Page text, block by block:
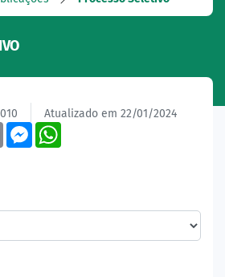
Atualizado em 22/01/2024
EmailMessenger